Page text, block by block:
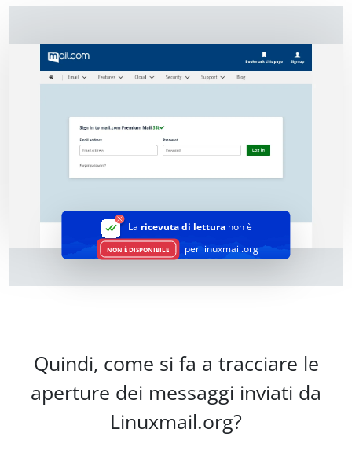
La ricevuta di lettura non è
NON È DISPONIBILE per linuxmail.org
Quindi, come si fa a tracciare le
aperture dei messaggi inviati da
Linuxmail.org?